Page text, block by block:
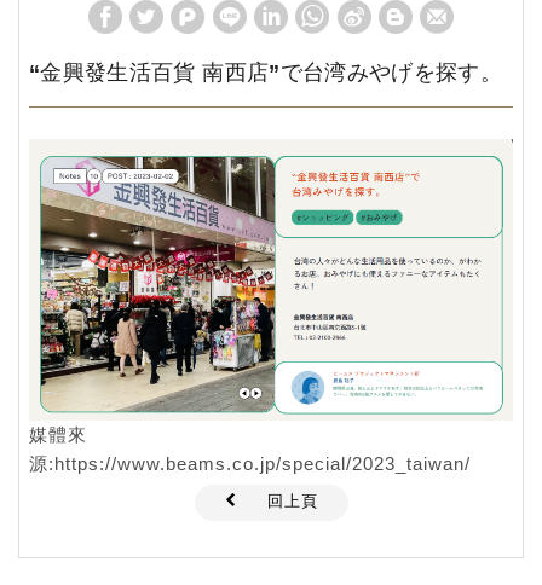
“金興發生活百貨 南西店”で台湾みやげを探す。
媒體來
源:https://www.beams.co.jp/special/2023_taiwan/
回上頁